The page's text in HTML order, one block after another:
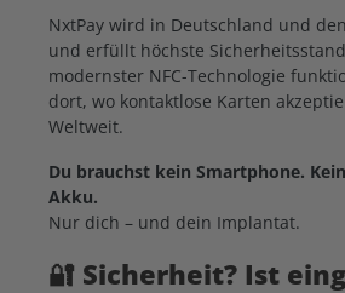
NxtPay wird in Deutschland und
und erfüllt höchste
modernster NFC-Technologie
dort, wo kontaktlose Karten
Weltweit.
Du brauchst kein Smartphone.
Akku.
Nur dich – und dein Implantat.
🔐 Sicherheit? Ist